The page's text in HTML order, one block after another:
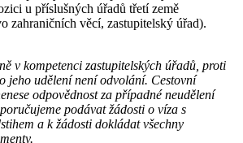
u příslušných úřadů třetí země
zahraničních věcí, zastupitelský úřad).
v kompetenci zastupitelských úřadů, proti
jeho udělení není odvolání. Cestovní
odpovědnost za případné neudělení
podávat žádosti o víza s
a k žádosti dokládat všechny